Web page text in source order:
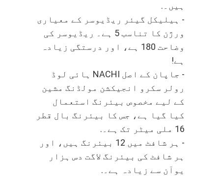
ہیں۔.
- ہیلیکل گیئر ریڈیوسر کے معیاری
ورژن کا تناسب 5 ہے۔ ریڈیوسر کی
وضاحت 180 ہے، اور درستگی زیادہ
ہے!
- جاپان کے اصل NACHI ہائی لوڈ
رولر سکرو انجیکشن مولڈنگ مشین
کے لیے مخصوص بیئرنگ استعمال
کیا گیا ہے، جس کا بیئرنگ بال قطر
16 ملی میٹر تک ہے۔.
- ہر شافٹ میں 12 بیئرنگ ہیں، اور
ہر شافٹ کی بیئرنگ لاگت دس ہزار
یوآن سے زیادہ ہے۔.